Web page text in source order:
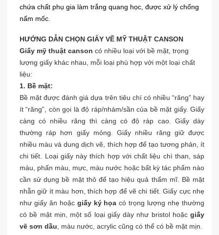
chứa chất phụ gia làm trắng quang học, được xử lý chống
nấm mốc.
HƯỚNG DẪN CHỌN GIẤY VẼ MỸ THUẬT CANSON
Giấy mỹ thuật canson có nhiều loại với bề mặt, trọng
lượng giấy khác nhau, mỗi loại phù hợp với một loại chất
liệu:
1. Bề mặt:
Bề mặt được đánh giá dựa trên tiêu chí có nhiều “răng” hay
ít “răng”, còn gọi là độ ráp/nhám/sần của bề mặt giấy. Giấy
càng có nhiều răng thì càng có độ ráp cao. Giấy dày
thường ráp hơn giấy mỏng. Giấy nhiều răng giữ được
nhiều màu và dung dịch vẽ, thích hợp để tạo tương phản, ít
chi tiết. Loại giấy này thích hợp với chất liệu chì than, sáp
màu, phấn màu, mực, màu nước hoặc bất kỳ tác phẩm nào
cần sử dụng bề mặt thô để tạo hiệu quả thẩm mĩ. Bề mặt
nhẵn giữ ít màu hơn, thích hợp để vẽ chi tiết. Giấy cực nhẹ
như giấy ăn hoặc giấy ký họa có trọng lượng nhẹ thường
có bề mặt mịn, một số loại giấy dày như bristol hoặc giấy
vẽ sơn dầu , màu nước, acrylic cũng có thể có bề mặt mịn.